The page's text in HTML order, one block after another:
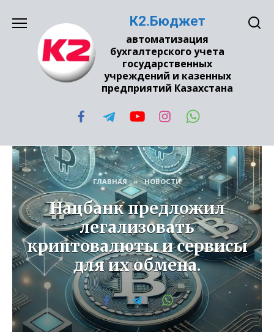
содержанию
К2.Бюджет
автоматизация
бухгалтерского учета
государственных
учреждений и казенных
предприятий Казахстана
ГЛАВНАЯ » НОВОСТИ
Нацбанк предложил
легализовать
криптовалюты и сервисы
для их обмена.